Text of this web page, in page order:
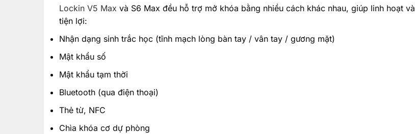
Lockin V5 Max và S6 Max đều hỗ trợ mở khóa bằng nhiều cách khác nhau, giúp linh hoạt và
tiện lợi:
Nhận dạng sinh trắc học (tĩnh mạch lòng bàn tay / vân tay / gương mặt)
Mật khẩu số
Mật khẩu tạm thời
Bluetooth (qua điện thoại)
Thẻ từ, NFC
Chìa khóa cơ dự phòng